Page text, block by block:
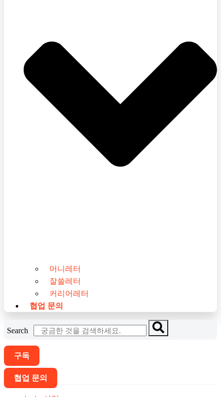
머니레터
잘쓸레터
커리어레터
협업 문의
Search
구독
협업 문의